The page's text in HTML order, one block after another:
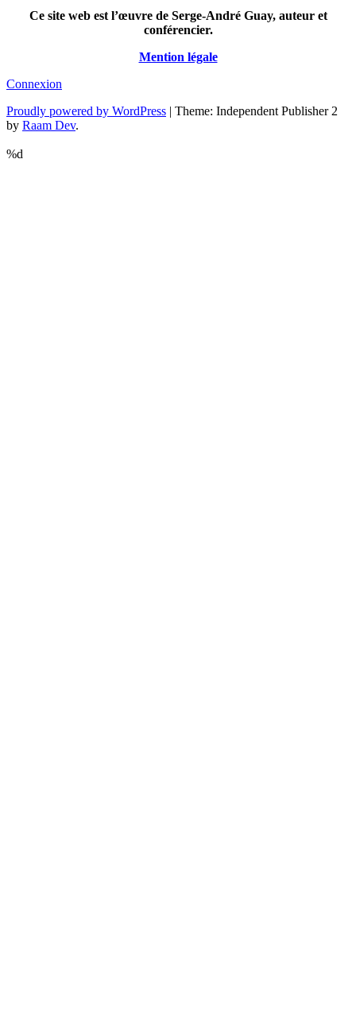
Ce site web est l’œuvre de Serge-André Guay, auteur et
conférencier.
Mention légale
Connexion
Proudly powered by WordPress | Theme: Independent Publisher 2
by Raam Dev.
%d